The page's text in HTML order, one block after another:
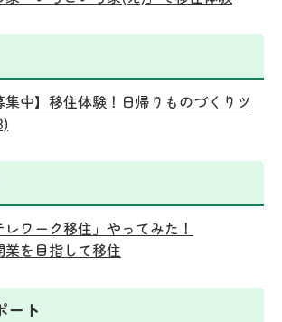
集中】移住体験！日帰りものづくりツ
ワーク移住」やってみた！
業を目指して移住
ート